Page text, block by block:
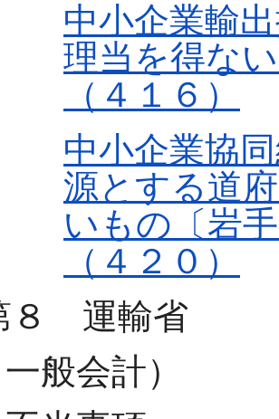
中小企業輸
理当を得な
（４１６）
中小企業協
源とする道
いもの〔岩
（４２０）
８ 運輸省
一般会計）